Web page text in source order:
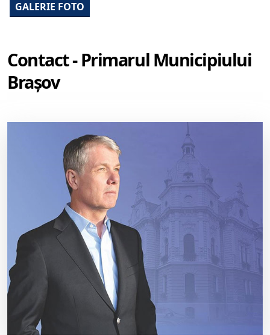
GALERIE FOTO
Contact - Primarul Municipiului
Brașov